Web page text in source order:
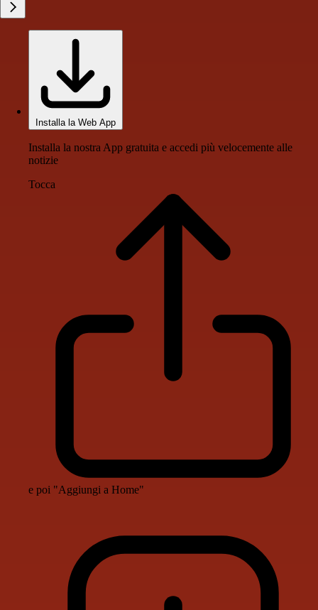
Installa la Web App
Installa la nostra App gratuita e accedi più velocemente alle
notizie
Tocca
e poi "Aggiungi a Home"